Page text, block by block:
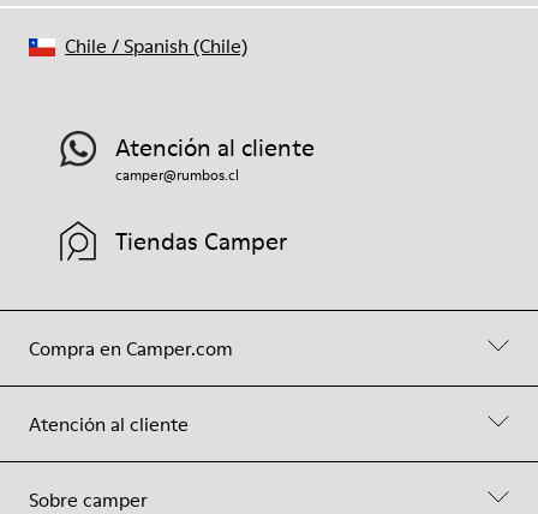
Compra en Camper.com
Atención al cliente
Sobre camper
Atención al cliente
camper@rumbos.cl
Tiendas Camper
Chile /Spanish (Chile)